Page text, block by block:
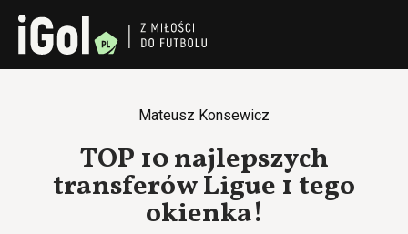
Mateusz Konsewicz
TOP 10 najlepszych
transferów Ligue 1 tego
okienka!